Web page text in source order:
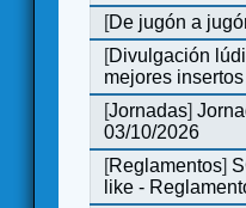
[De jugón a
[Divulgación
mejores
[Jornadas]
03/10/2026
[Reglamentos]
like -